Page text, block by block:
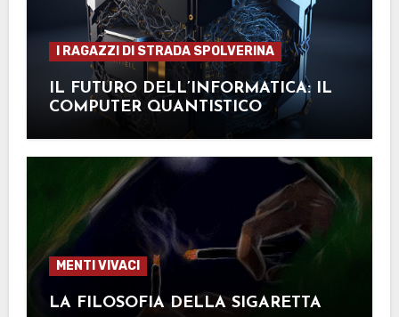
I RAGAZZI DI STRADA SPOLVERINA
IL FUTURO DELL’INFORMATICA: IL
COMPUTER QUANTISTICO
MENTI VIVACI
LA FILOSOFIA DELLA SIGARETTA